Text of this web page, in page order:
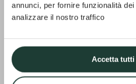
annunci, per fornire funzionalità
analizzare il nostro traffico
Accetta tutti